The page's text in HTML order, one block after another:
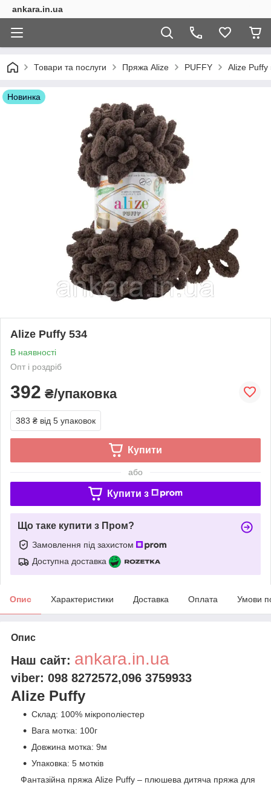
ankara.in.ua
Товари та послуги Пряжа Alize PUFFY Alize Puffy
Новинка
Alize Puffy 534
В наявності
Опт і роздріб
392 ₴/упаковка
383 ₴ від 5 упаковок
Купити
або
Купити з
Що таке купити з Пром?
Замовлення під захистом
Доступна доставка
Опис Характеристики Доставка Оплата Умови
Опис
Наш сайт: ankara.in.ua
viber: 098 8272572,096 3759933
Alize Puffy
Склад: 100% мікрополіестер
Вага мотка: 100г
Довжина мотка: 9м
Упаковка: 5 мотків
Фантазійна пряжа Alize Puffy – плюшева дитяча пряжа для